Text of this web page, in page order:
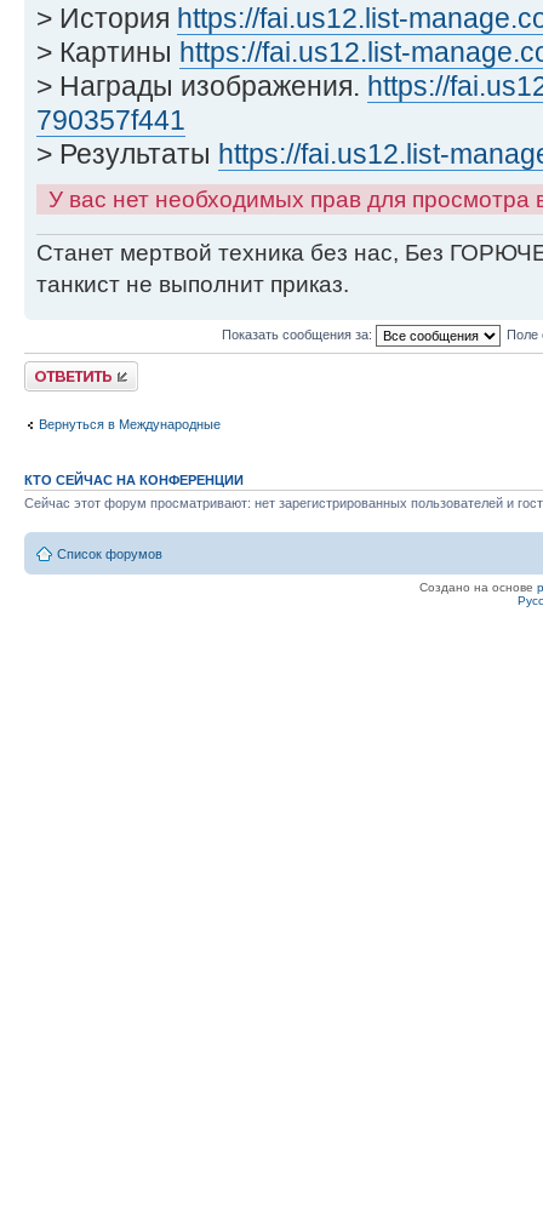
> История https://fai.us12.list-
> Картины https://fai.us12.list-
> Награды изображения. https://
790357f441
> Результаты https://fai.us12.list-
У вас нет необходимых прав для
Станет мертвой техника без нас, Без
танкист не выполнит приказ.
Показать сообщения за: Поле
Ответить
Вернуться в Международные
КТО СЕЙЧАС НА КОНФЕРЕНЦИИ
Сейчас этот форум просматривают: нет зарегистрированных пользователей и
Список форумов
Создано на основе